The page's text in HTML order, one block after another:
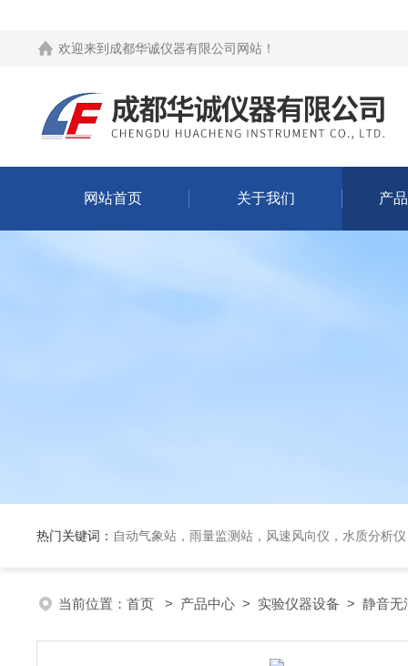
欢迎来到 成都华诚仪器有限公司网站 ！
网站首页 关于我们 产
热门关键词： 自动气象站，雨量监测站，风速风向仪，水质分析
当前位置： 首页 > 产品中心 > 实验仪器设备 > 静音无